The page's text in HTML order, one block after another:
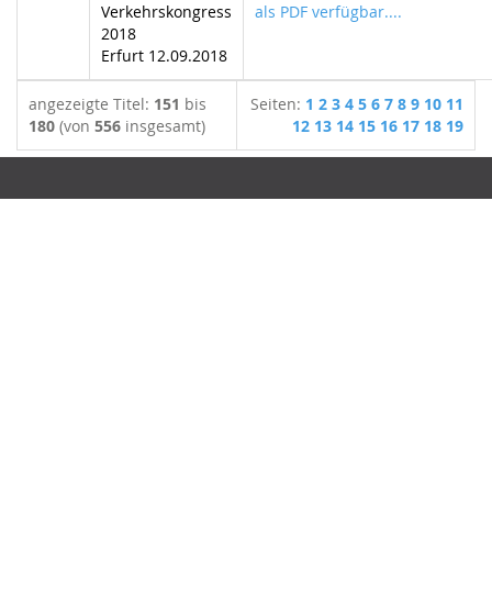
Verkehrskongress
2018
Erfurt 12.09.2018
als PDF verfügbar....
angezeigte Titel: 151 bis
180 (von 556 insgesamt)
Seiten: 1 2 3 4 5 6 7 8 9 10 11
12 13 14 15 16 17 18 19